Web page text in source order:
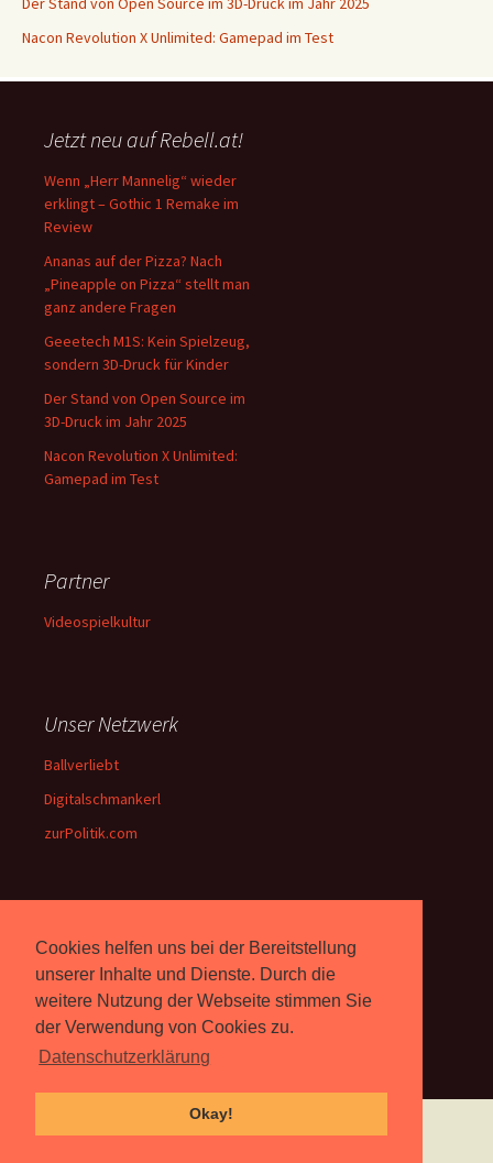
Cookies helfen uns bei der Bereitstellung
unserer Inhalte und Dienste. Durch die
weitere Nutzung der Webseite stimmen Sie
der Verwendung von Cookies zu.
Datenschutzerklärung
Okay!
Nacon Revolution X Unlimited: Gamepad im Test
Jetzt neu auf Rebell.at!
Wenn „Herr Mannelig“ wieder
erklingt – Gothic 1 Remake im
Review
Ananas auf der Pizza? Nach
„Pineapple on Pizza“ stellt man
ganz andere Fragen
Geeetech M1S: Kein Spielzeug,
sondern 3D-Druck für Kinder
Der Stand von Open Source im
3D-Druck im Jahr 2025
Nacon Revolution X Unlimited:
Gamepad im Test
Partner
Videospielkultur
Unser Netzwerk
Ballverliebt
Digitalschmankerl
zurPolitik.com
Über Uns
Rebell.atberichtet seit 2003
unabhängig über Computer-
und Videospiele. ( Impressum )